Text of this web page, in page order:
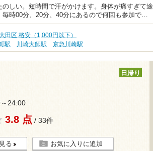
しい。短時間で汗がかけます。身体が痛すぎて途
時00分、20分、40分にあるので何回も参加で…
田区 格安（1,000円以下）
駅 川崎大師駅 京急川崎駅
日帰り
24:00
3.8 点 / 33件
る お気に入りに追加